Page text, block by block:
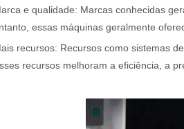
e qualidade: Marcas conhecidas
essas máquinas geralmente
recursos: Recursos como sistemas
recursos melhoram a eficiência, a